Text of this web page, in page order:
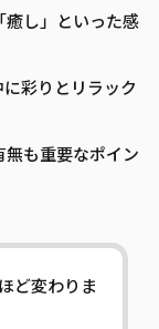
癒し」といった感
彩りとリラック
も重要なポイン
ど変わりま